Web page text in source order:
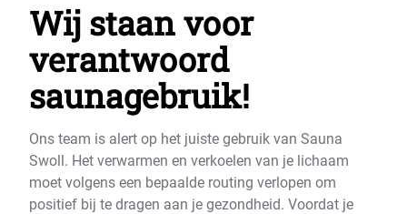
Wij staan voor
verantwoord
saunagebruik!
Ons team is alert op het juiste gebruik van Sauna
Swoll. Het verwarmen en verkoelen van je lichaam
moet volgens een bepaalde routing verlopen om
positief bij te dragen aan je gezondheid. Voordat je